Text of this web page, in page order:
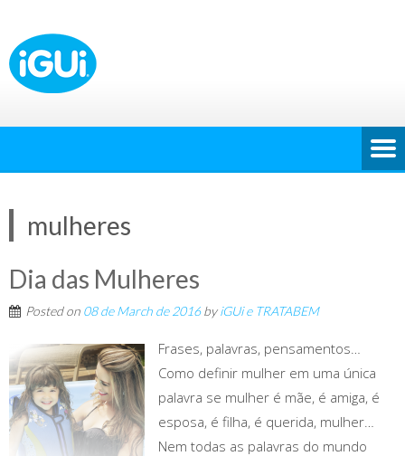
mulheres
Dia das Mulheres
Posted on 08 de March de 2016byiGUi e TRATABEM
Frases, palavras, pensamentos…
Como definir mulher em uma única
palavra se mulher é mãe, é amiga, é
esposa, é filha, é querida, mulher…
Nem todas as palavras do mundo